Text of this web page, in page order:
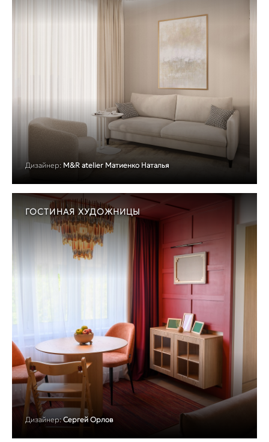
Дизайнер: M&R atelier Матиенко Наталья
ГОСТИНАЯ ХУДОЖНИЦЫ
Дизайнер: Сергей Орлов